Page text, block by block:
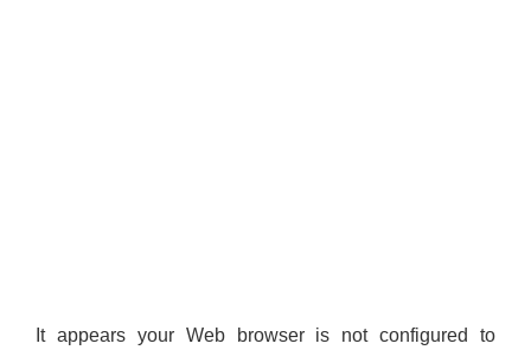
It appears your Web browser is not configured to